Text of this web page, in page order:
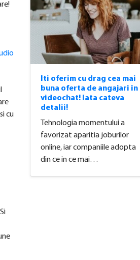
cu
Iti oferim cu drag cea mai
buna oferta de angajari in
videochat! Iata cateva
detalii!
Tehnologia momentului a
favorizat aparitia joburilor
online, iar companiile adopta
din ce in ce mai…